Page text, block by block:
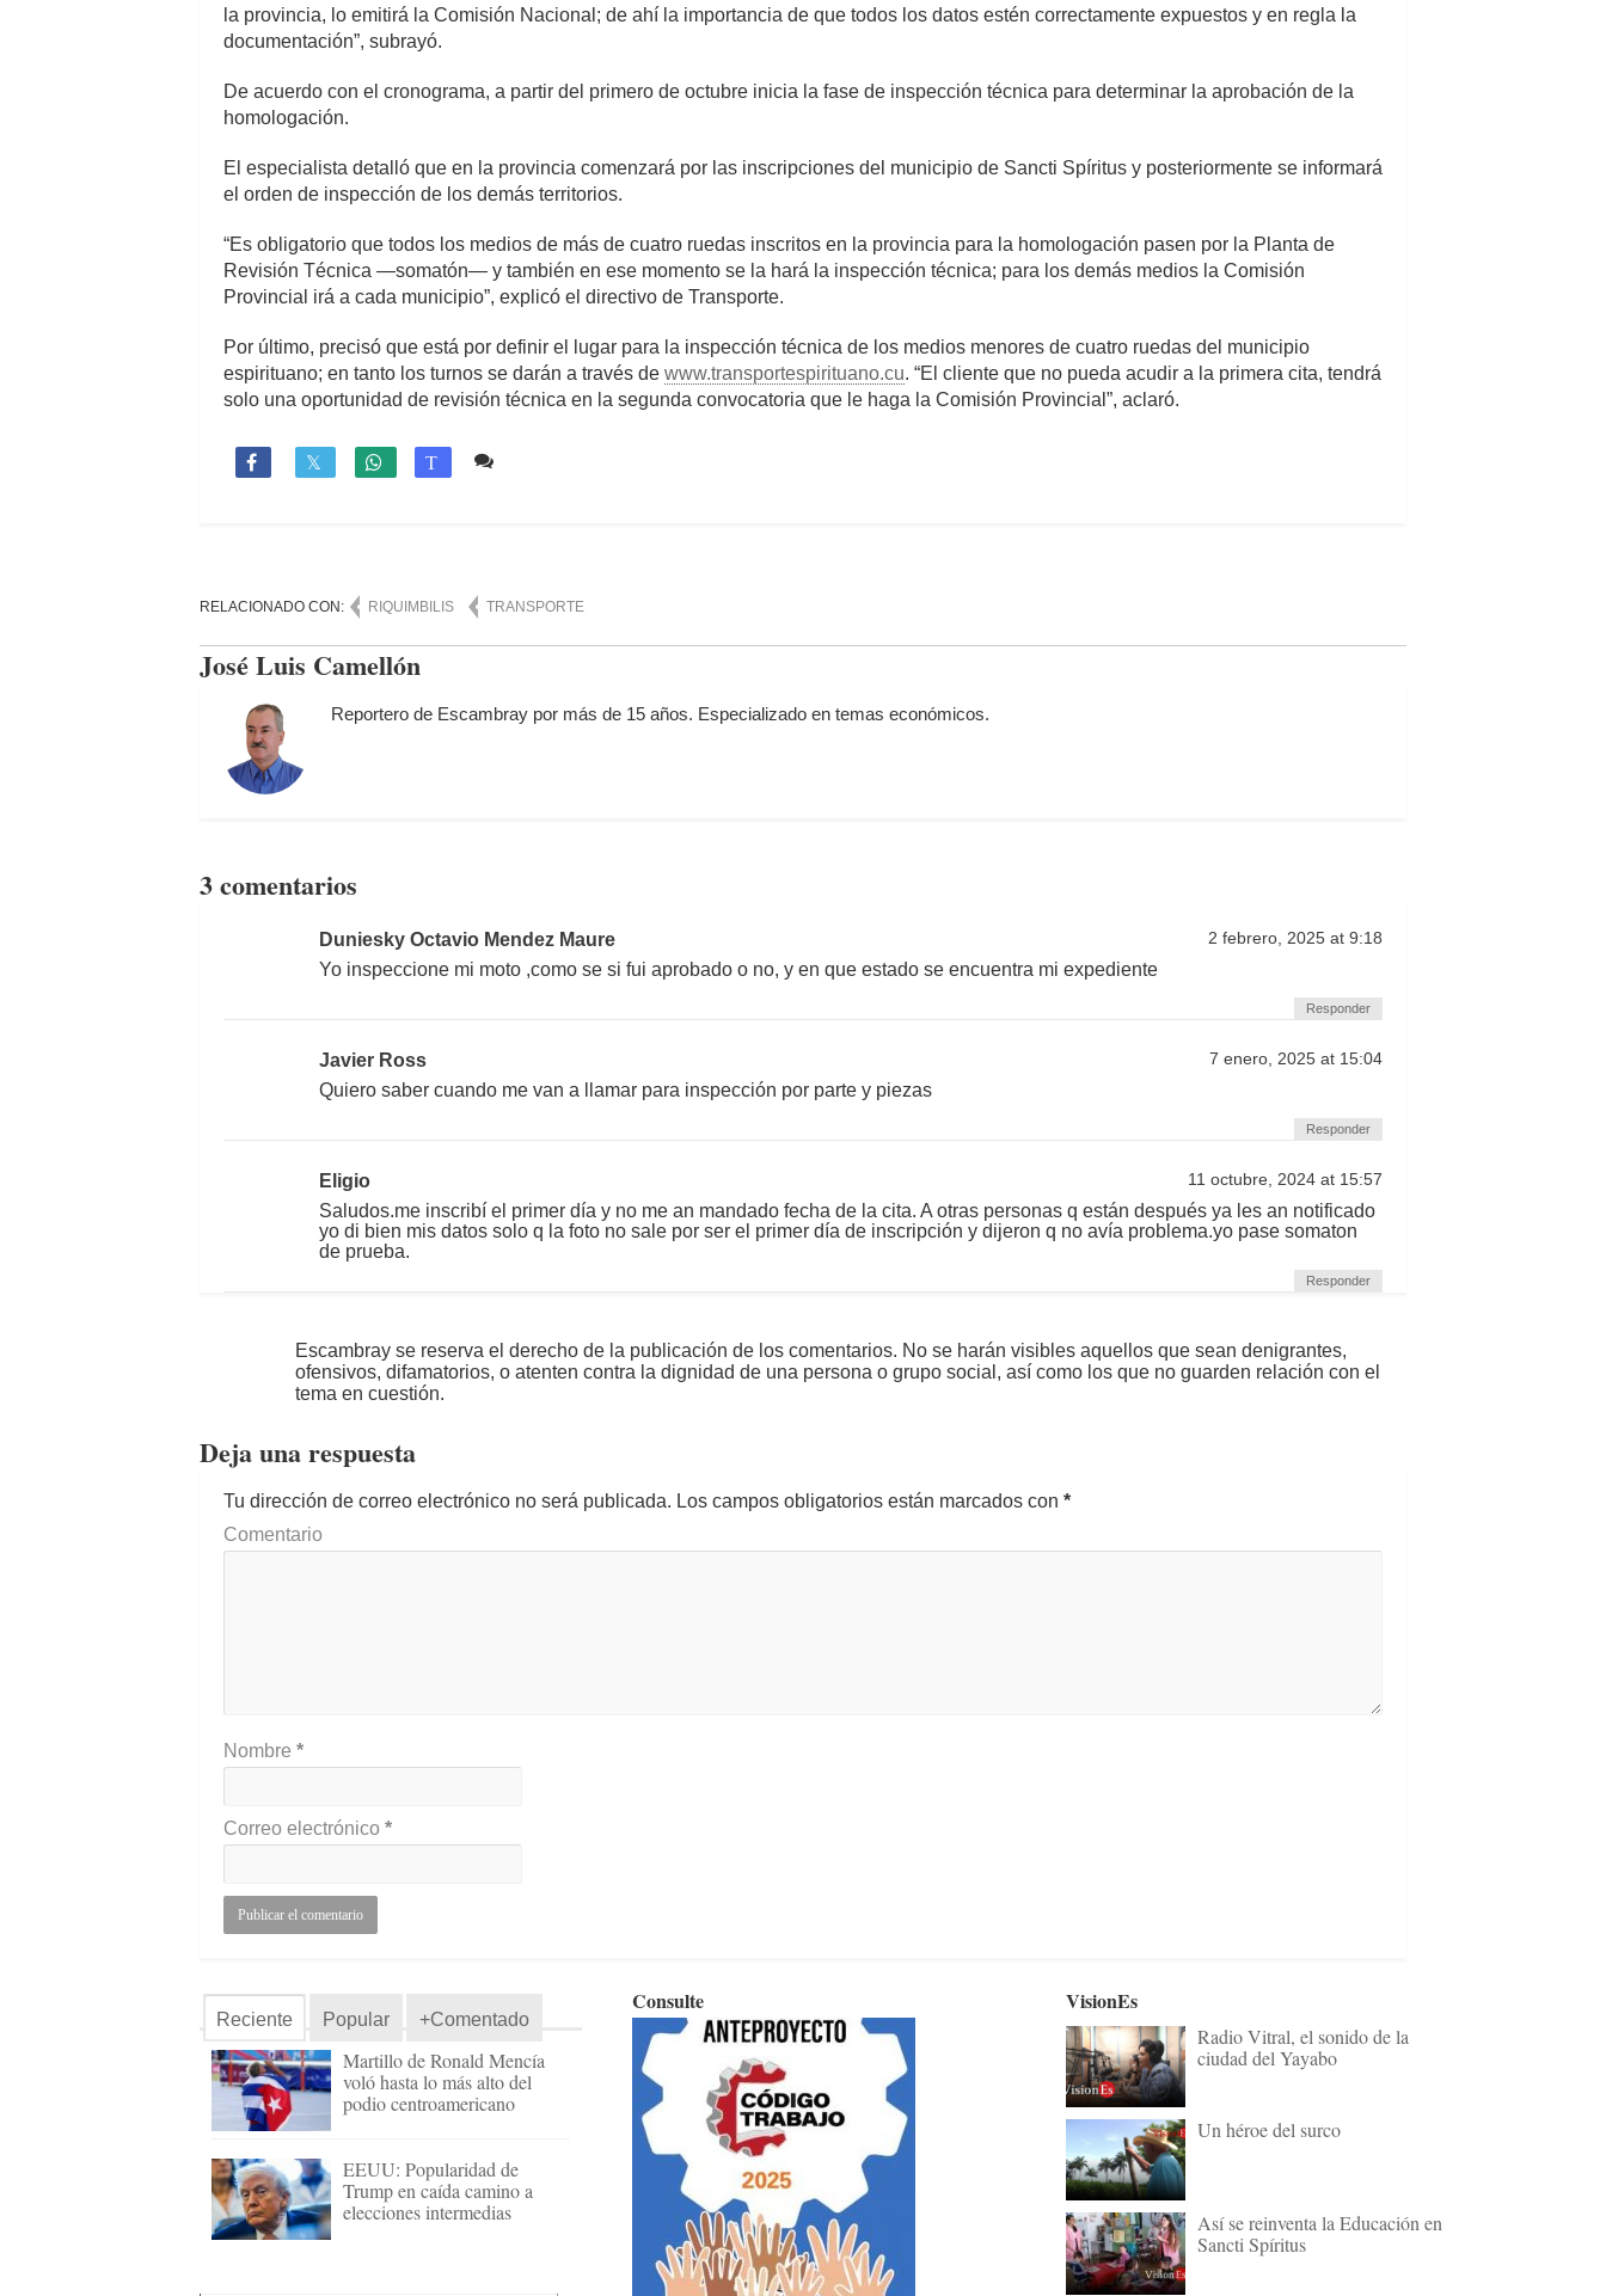
la provincia, lo emitirá la Comisión Nacional; de ahí la importancia de que todos los datos estén correctamente expuestos y en regla la
documentación”, subrayó.
De acuerdo con el cronograma, a partir del primero de octubre inicia la fase de inspección técnica para determinar la aprobación de la
homologación.
El especialista detalló que en la provincia comenzará por las inscripciones del municipio de Sancti Spíritus y posteriormente se informará
el orden de inspección de los demás territorios.
“Es obligatorio que todos los medios de más de cuatro ruedas inscritos en la provincia para la homologación pasen por la Planta de
Revisión Técnica —somatón— y también en ese momento se la hará la inspección técnica; para los demás medios la Comisión
Provincial irá a cada municipio”, explicó el directivo de Transporte.
Por último, precisó que está por definir el lugar para la inspección técnica de los medios menores de cuatro ruedas del municipio
espirituano; en tanto los turnos se darán a través de www.transportespirituano.cu. “El cliente que no pueda acudir a la primera cita, tendrá
solo una oportunidad de revisión técnica en la segunda convocatoria que le haga la Comisión Provincial”, aclaró.
 T
RELACIONADO CON: RIQUIMBILIS TRANSPORTE
José Luis Camellón
Reportero de Escambray por más de 15 años. Especializado en temas económicos.
3 comentarios
Duniesky Octavio Mendez Maure 2 febrero, 2025 at 9:18
Yo inspeccione mi moto ,como se si fui aprobado o no, y en que estado se encuentra mi expediente
Responder
Javier Ross 7 enero, 2025 at 15:04
Quiero saber cuando me van a llamar para inspección por parte y piezas
Responder
Eligio 11 octubre, 2024 at 15:57
Saludos.me inscribí el primer día y no me an mandado fecha de la cita. A otras personas q están después ya les an notificado
yo di bien mis datos solo q la foto no sale por ser el primer día de inscripción y dijeron q no avía problema.yo pase somaton
de prueba.
Responder
Escambray se reserva el derecho de la publicación de los comentarios. No se harán visibles aquellos que sean denigrantes,
ofensivos, difamatorios, o atenten contra la dignidad de una persona o grupo social, así como los que no guarden relación con el
tema en cuestión.
Deja una respuesta
Tu dirección de correo electrónico no será publicada. Los campos obligatorios están marcados con *
Comentario
Nombre *
Correo electrónico *
Reciente Popular +Comentado
Martillo de Ronald Mencía
voló hasta lo más alto del
podio centroamericano
EEUU: Popularidad de
Trump en caída camino a
elecciones intermedias
Consulte VisionEs
Radio Vitral, el sonido de la
ciudad del Yayabo
Un héroe del surco
Así se reinventa la Educación en
Sancti Spíritus